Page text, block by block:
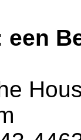
een